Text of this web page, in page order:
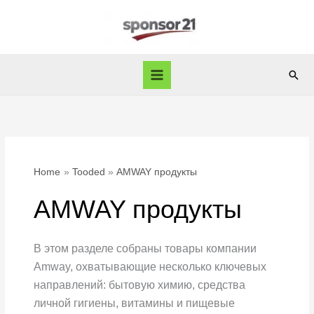
Home Tooded AMWAY продукты
AMWAY продукты
Вэтом разделе собраны товары компании
Amway, охватывающие несколько ключевых
направлений: бытовую химию, средства
личной гигиены, витамины и пищевые